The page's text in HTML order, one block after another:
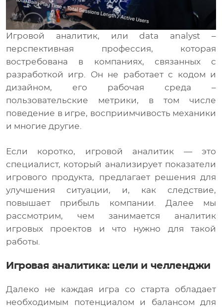
Игровой аналитик, или data analyst –
перспективная профессия, которая
востребована в компаниях, связанных с
разработкой игр. Он не работает с кодом и
дизайном, его рабочая среда –
пользовательские метрики, в том числе
поведение в игре, восприимчивость механики
и многие другие.
Если коротко, игровой аналитик — это
специалист, который анализирует показатели
игрового продукта, предлагает решения для
улучшения ситуации, и, как следствие,
повышает прибыль компании. Далее мы
рассмотрим, чем занимается аналитик
игровых проектов и что нужно для такой
работы.
Игровая аналитика: цели и челленджи
Далеко не каждая игра со старта обладает
необходимым потенциалом и балансом для